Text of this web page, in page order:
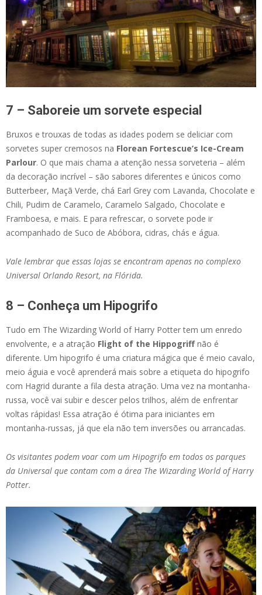
7 – Saboreie um sorvete especial
Bruxos e trouxas de todas as idades podem se deliciar com
sorvetes super cremosos na Florean Fortescue’s Ice-Cream
Parlour. O que mais chama a atenção nessa sorveteria – além
da decoração incrível – são sabores diferentes e únicos como
Butterbeer, Maçã Verde, chá Earl Grey com Lavanda, Chocolate e
Chili, Pudim de Caramelo, Caramelo Salgado, Chocolate e
Framboesa, e mais. E para refrescar, o sorvete pode ir
acompanhado de Suco de Abóbora, cidras, chás e água.
Vale lembrar que essas lojas se encontram apenas no complexo
Universal Orlando Resort, na Flórida.
8 – Conheça um Hipogrifo
Tudo em The Wizarding World of Harry Potter tem um enredo
envolvente, e a atração Flight of the Hippogriffnão é
diferente. Um hipogrifo é uma criatura mágica que é meio cavalo,
meio águia e você aprenderá mais sobre a etiqueta do hipogrifo
com Hagrid durante a fila desta atração. Uma vez na montanha-
russa, você vai subir e descer pelos trilhos, além de enfrentar
voltas rápidas! Essa atração é ótima para iniciantes em
montanha-russas, já que ela não tem inversões ou arrancadas.
Os visitantes podem voar com um Hipogrifo em todos os parques
da Universal que contam com a área The Wizarding World of Harry
Potter.